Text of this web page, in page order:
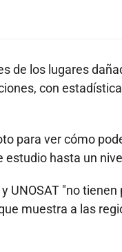
de los lugares
con
para ver cómo
hasta un
UNOSAT "no
muestra a las